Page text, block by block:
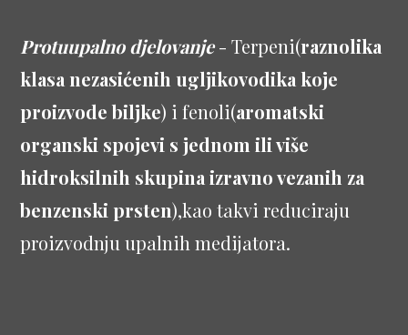
Protuupalno djelovanje- Terpeni(raznolika
klasa nezasićenih ugljikovodika koje
proizvode biljke) i fenoli(aromatski
organski spojevi s jednom ili više
hidroksilnih skupina izravno vezanih za
benzenski prsten),kao takvi reduciraju
proizvodnju upalnih medijatora.